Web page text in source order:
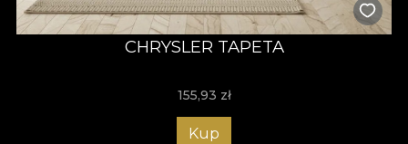
CHRYSLER TAPETA
155,93 zł
Kup